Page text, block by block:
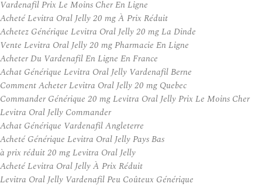
Vardenafil Prix Le Moins Cher En Ligne
Acheté Levitra Oral Jelly 20 mg À Prix Réduit
Achetez Générique Levitra Oral Jelly 20 mg La Dinde
Vente Levitra Oral Jelly 20 mg Pharmacie En Ligne
Acheter Du Vardenafil En Ligne En France
Achat Générique Levitra Oral Jelly Vardenafil Berne
Comment Acheter Levitra Oral Jelly 20 mg Quebec
Commander Générique 20 mg Levitra Oral Jelly Prix Le Moins Cher
Levitra Oral Jelly Commander
Achat Générique Vardenafil Angleterre
Acheté Générique Levitra Oral Jelly Pays Bas
à prix réduit 20 mg Levitra Oral Jelly
Acheté Levitra Oral Jelly À Prix Réduit
Levitra Oral Jelly Vardenafil Peu Coûteux Générique